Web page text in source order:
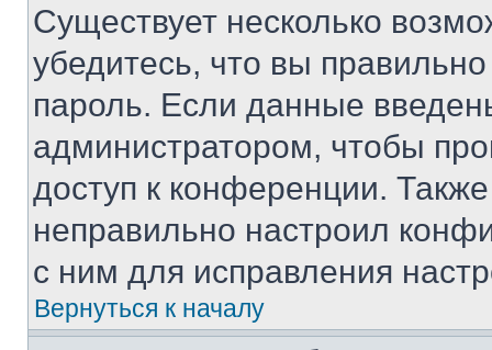
Существует несколько
убедитесь, что вы
пароль. Если данные
администратором, чтобы
доступ к конференции.
неправильно настроил
с ним для исправления
Вернуться к началу